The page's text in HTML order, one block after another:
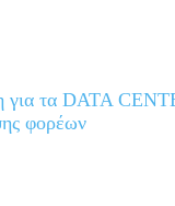
τα DATA
φορέων